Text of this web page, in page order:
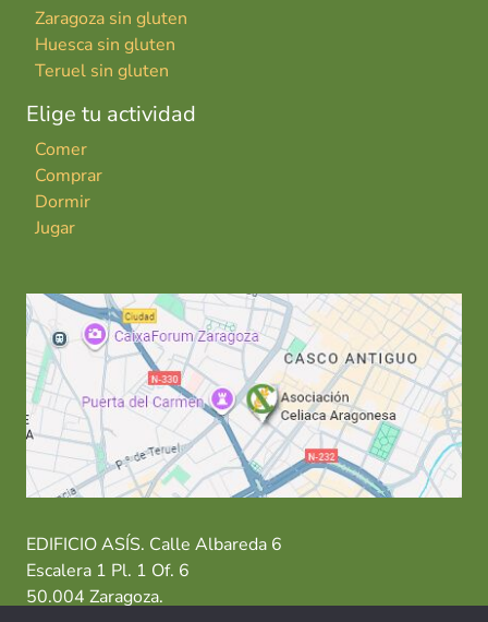
Zaragoza sin gluten
Huesca sin gluten
Teruel sin gluten
Elige tu actividad
Comer
Comprar
Dormir
Jugar
EDIFICIO ASÍS. Calle Albareda 6
Escalera 1 Pl. 1 Of. 6
50.004 Zaragoza.